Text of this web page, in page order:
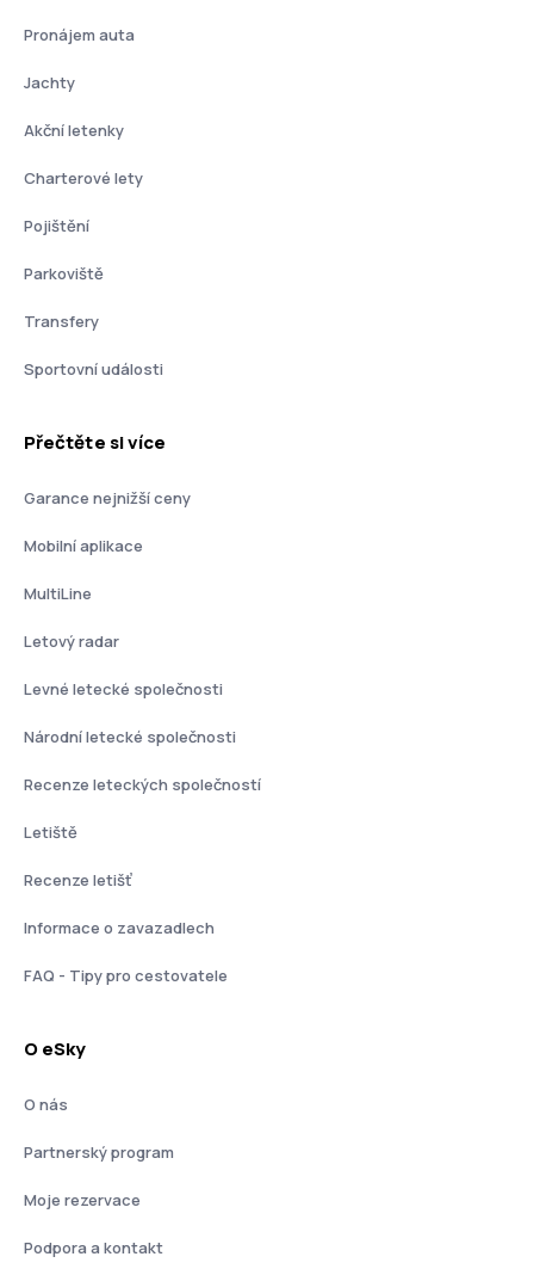
Pronájem auta
Jachty
Akční letenky
Charterové lety
Pojištění
Parkoviště
Transfery
Sportovní události
Přečtěte si více
Garance nejnižší ceny
Mobilní aplikace
MultiLine
Letový radar
Levné letecké společnosti
Národní letecké společnosti
Recenze leteckých společností
Letiště
Recenze letišť
Informace o zavazadlech
FAQ - Tipy pro cestovatele
O eSky
O nás
Partnerský program
Moje rezervace
Podpora a kontakt